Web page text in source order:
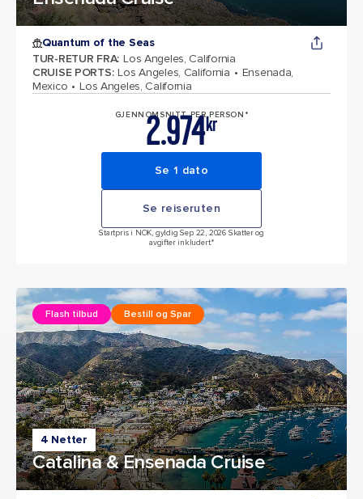
Quantum of the Seas
TUR-RETUR FRA: Los Angeles, California
CRUISE PORTS: Los Angeles, California
Ensenada,
Mexico
Los Angeles, California
GJENNOMSNITT PER PERSON*
kr
2.974
Se 1 dato
Se reiseruten
Startpris i NOK, gyldig Sep 22, 2026 Skatter og
avgifter inkludert.*
4 Netter
Catalina & Ensenada Cruise
Flash tilbud Bestill og Spar